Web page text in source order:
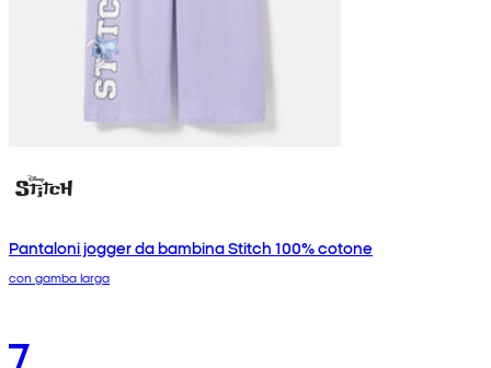
Pantaloni jogger da bambina Stitch 100% cotone
con gamba larga
7